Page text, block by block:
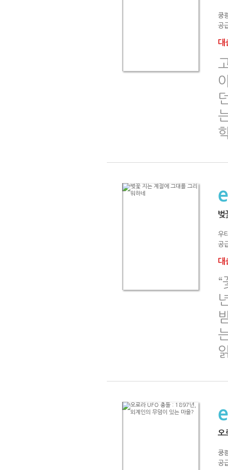
쿵
공
대
벚
우
공
대
오
쿵
공